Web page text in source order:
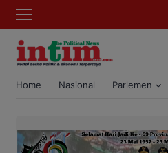
Home Nasional Parlemen